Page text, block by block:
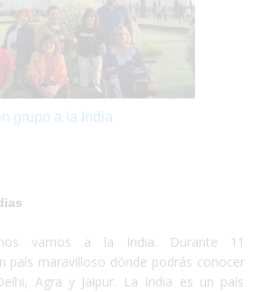
grupo a la India
vamos a la India. Durante 11
país maravilloso dónde podrás conocer
Agra y Jaipur. La India es un país